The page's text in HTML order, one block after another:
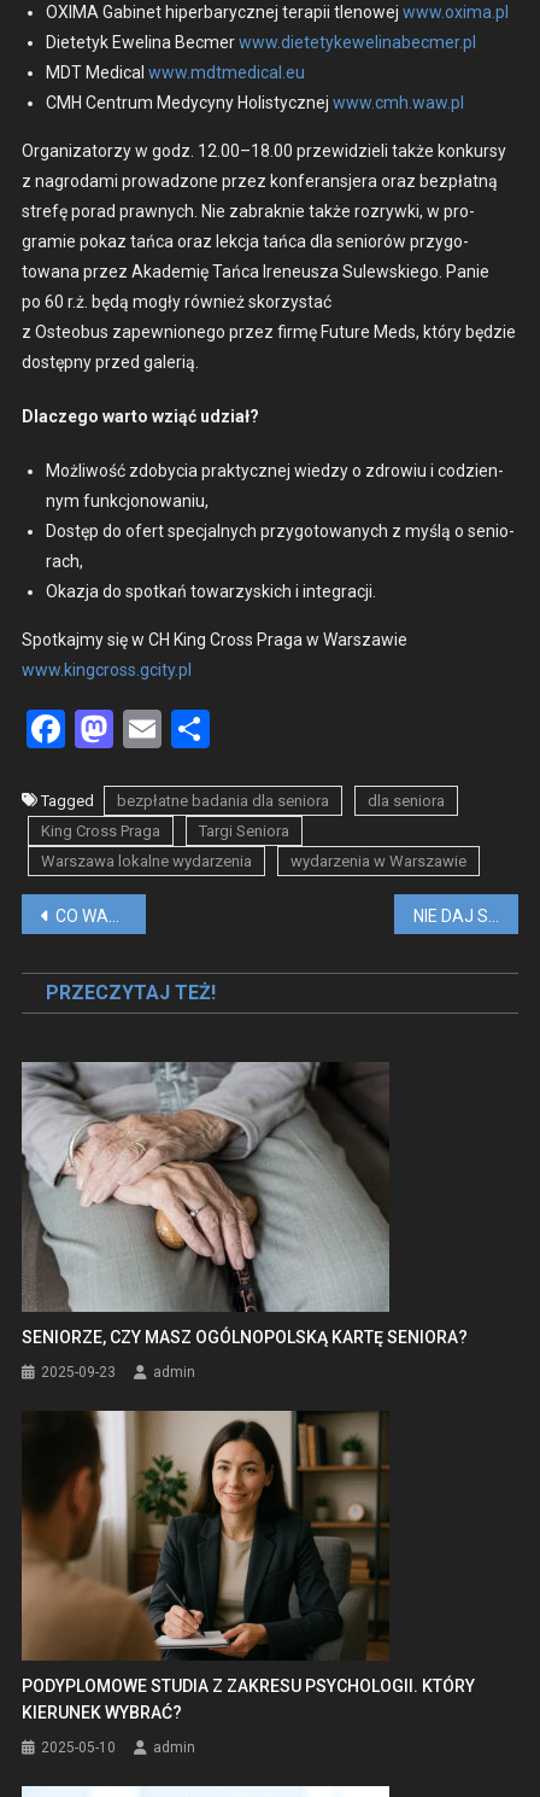
OXIMA Gabi­net hiper­barycznej ter­apii tlenowej www.oxima.pl
Diete­tyk Eweli­na Becmerwww.dietetykewelinabecmer.pl
MDT Med­ical www.mdtmedical.eu
CMH Cen­trum Medy­cyny Holisty­cznej www.cmh.waw.pl
Orga­ni­za­torzy w godz. 12.00–18.00 przewidzieli także konkursy
z nagro­da­mi prowad­zone przez kon­fer­an­sjera oraz bezpłat­ną
stre­fę porad prawnych. Nie zabraknie także rozry­w­ki, w pro­
gramie pokaz tań­ca oraz lekc­ja tań­ca dla seniorów przy­go­
towana przez Akademię Tań­ca Ireneusza Sulewskiego. Panie
po 60 r.ż. będą mogły również sko­rzys­tać
z Osteobus zapewnionego przez fir­mę Future Meds, który będzie
dostęp­ny przed galer­ią.
Dlaczego warto wziąć udzi­ał?
Możli­wość zdoby­cia prak­ty­cznej wiedzy o zdrow­iu i codzi­en­
nym funkcjonowa­niu,
Dostęp do ofert spec­jal­nych przy­go­towanych z myślą o senio­
rach,
Okaz­ja do spotkań towarzys­kich i inte­gracji.
Spotka­jmy się w CH King Cross Pra­ga w Warsza­w­ie
www.kingcross.gcity.pl
Facebook
Mastodon
EmailShare
Tagged bezpłatne badania dla seniora
dla seniora
King Cross Praga
Targi Seniora
Warszawa lokalne wydarzenia
wydarzenia w Warszawie
Nawigacja
wpisu
CO WARTO KUPIĆ W TUNEZJI?
PRZECZYTAJ TEŻ!
SENIORZE, CZY MASZ OGÓLNOPOLSKĄ KARTĘ SENIORA?
2025-09-23 admin
PODYPLOMOWE STUDIA Z ZAKRESU PSYCHOLOGII. KTÓRY
KIERUNEK WYBRAĆ?
2025-05-10 admin